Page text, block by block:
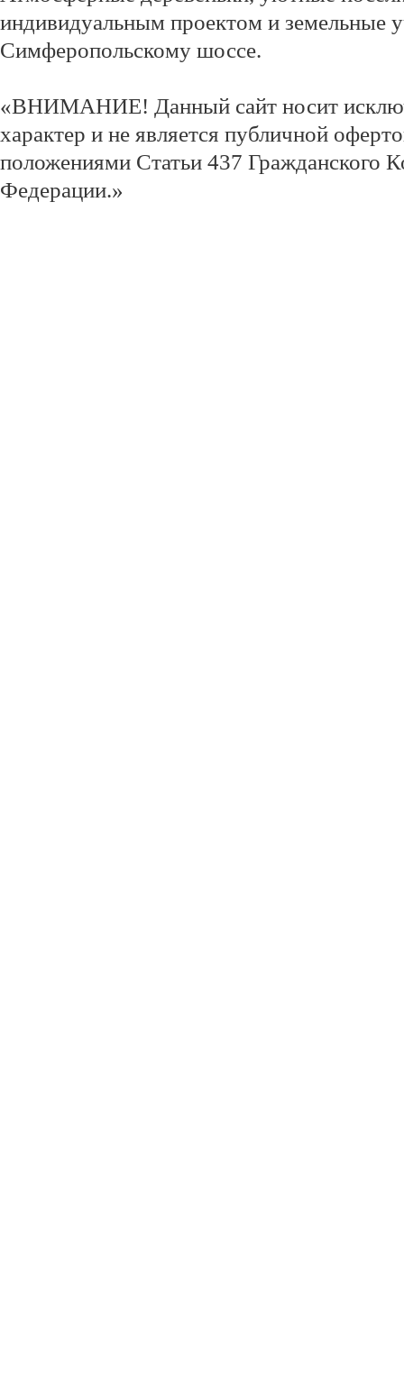
индивидуальным проектом и земельные
Симферопольскому шоссе.
«ВНИМАНИЕ! Данный сайт носит
характер и не является публичной
положениями Статьи 437 Гражданского
Федерации.»